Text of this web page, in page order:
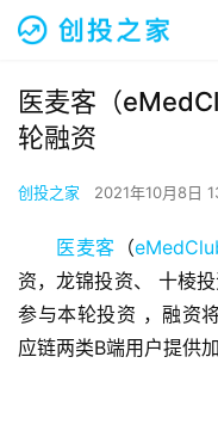
医麦客（
轮融资
创投之家 2021年10月8日
医麦客 （
资，龙锦投资、 十棱
参与本轮投资 ，融资
应链两类B端用户提供